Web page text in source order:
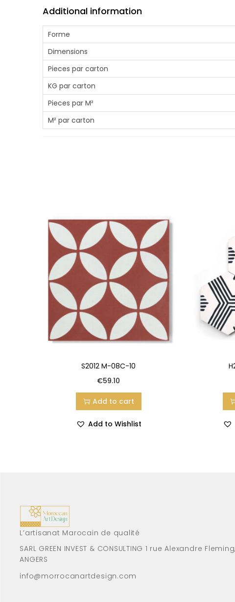
Additional information
Forme
Dimensions
Pieces par carton
KG par carton
Pieces par M²
M² par carton
S2012 M-08C-10
€59.10
Add to cart
Add to Wishlist
L’artisanat Marocain de qualité
SARL GREEN INVEST & CONSULTING 1 rue Alexandre
ANGERS
info@morrocanartdesign.com